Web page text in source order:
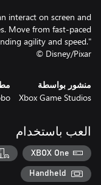
interact on screen and
Move from fast-paced
agility and speed."
© Disney/Pixar
منشور بواسطة
Xbox Game Studios
العب باستخدام
XBOX One
Handheld